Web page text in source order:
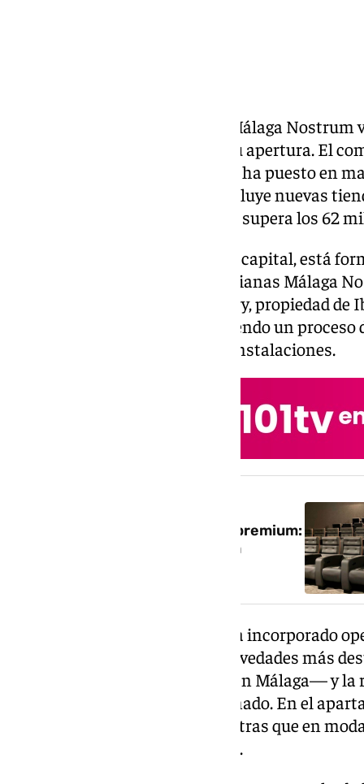
El Parque Comercial y de Ocio Málaga
mayor transformación desde su apertura. El
consultora inmobiliaria Savills, ha puesto en
renovación y expansión que incluye nuevas
nivel y una inversión global que supera los 62
El conjunto, ubicado en Málaga capital, está
diferenciados: el parque de medianas Málaga
centro comercial Málaga Factory, propiedad
comparten gestión y están viviendo un
la oferta comercial como a las instalaciones.
Málaga estrena su primer cine premium:
MK2 abre las puertas de Málaga
En el último año, el complejo ha incorporado
otros ya presentes. Entre las novedades más
—única tienda de esta cadena en Málaga— y
un local completamente reformado. En el
DesMontados y Taco Bell, mientras que en
Jack & Jones y Last Price Outlet.